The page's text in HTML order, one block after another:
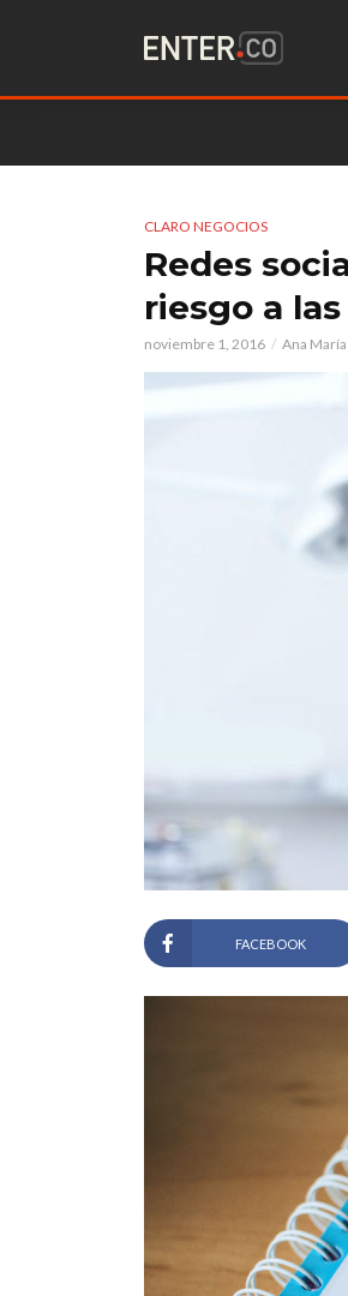
CLARO NEGOCIOS
Redes
riesgo a
noviembre 1, 2016 Ana
FACEBOOK